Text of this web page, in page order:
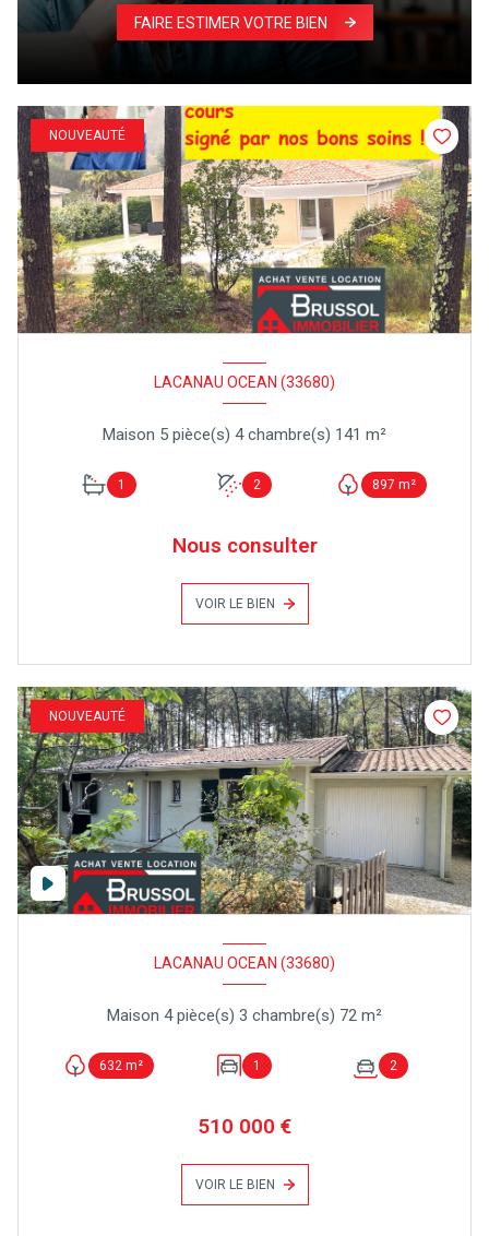
FAIRE ESTIMER VOTRE BIEN
NOUVEAUTÉ
LACANAU OCEAN (33680)
Maison 5 pièce(s) 4 chambre(s) 141 m²
1 2 897 m²
Nous consulter
VOIR LE BIEN
NOUVEAUTÉ
LACANAU OCEAN (33680)
Maison 4 pièce(s) 3 chambre(s) 72 m²
632 m² 1 2
510 000 €
VOIR LE BIEN